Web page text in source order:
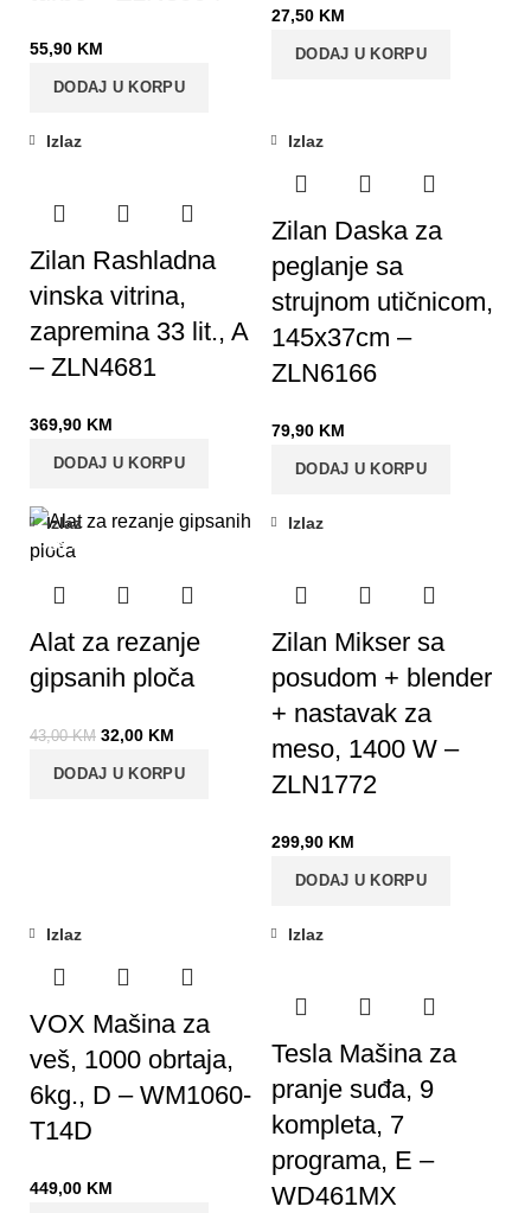
55,90 KM
DODAJ U KORPU
27,50 KM
DODAJ U KORPU
Izlaz
Zilan Rashladna
vinska vitrina,
zapremina 33 lit., A
– ZLN4681
369,90 KM
DODAJ U KORPU
Izlaz
Zilan Daska za
peglanje sa
strujnom utičnicom,
145x37cm –
ZLN6166
79,90 KM
DODAJ U KORPU
-26%
Izlaz
Alat za rezanje
gipsanih ploča
43,00KM 32,00 KM
DODAJ U KORPU
Izlaz
Zilan Mikser sa
posudom + blender
+ nastavak za
meso, 1400 W –
ZLN1772
299,90 KM
DODAJ U KORPU
Izlaz
VOX Mašina za
veš, 1000 obrtaja,
6kg., D – WM1060-
T14D
449,00 KM
Izlaz
Tesla Mašina za
pranje suđa, 9
kompleta, 7
programa, E –
WD461MX